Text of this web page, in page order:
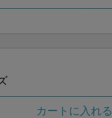
カートに入れる